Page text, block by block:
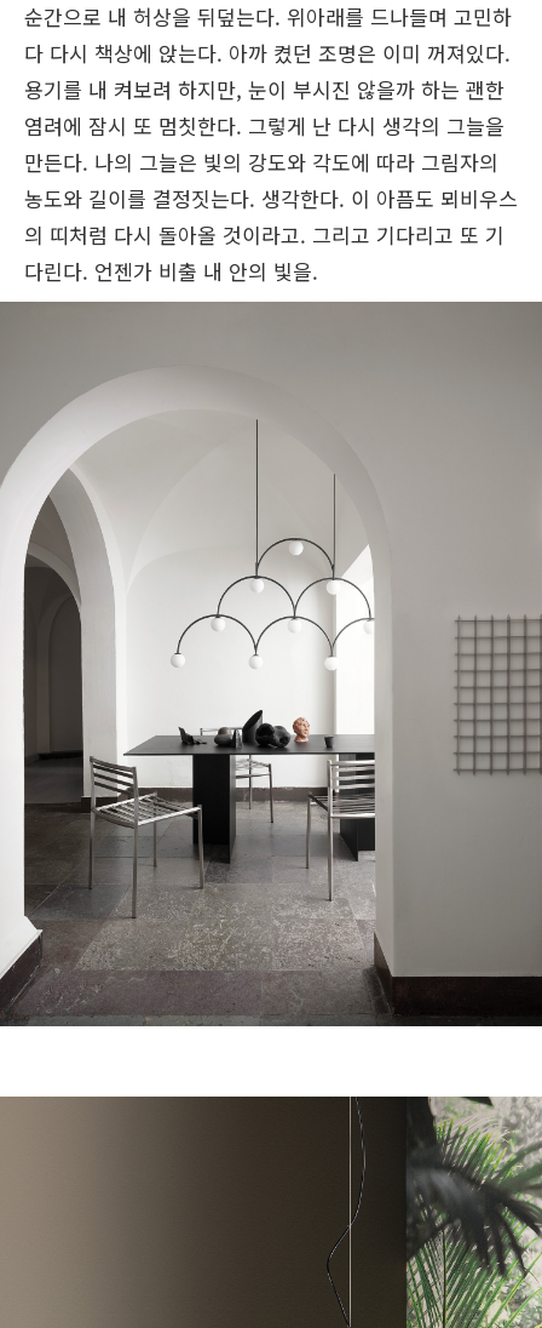
순간으로 내 허상을 뒤덮는다. 위아래를 드나들며 고민하
다 다시 책상에 앉는다. 아까 켰던 조명은 이미 꺼져있다.
용기를 내 켜보려 하지만, 눈이 부시진 않을까 하는 괜한
염려에 잠시 또 멈칫한다. 그렇게 난 다시 생각의 그늘을
만든다. 나의 그늘은 빛의 강도와 각도에 따라 그림자의
농도와 길이를 결정짓는다. 생각한다. 이 아픔도 뫼비우스
의 띠처럼 다시 돌아올 것이라고. 그리고 기다리고 또 기
다린다. 언젠가 비출 내 안의 빛을.